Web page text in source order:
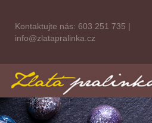
Kontaktujte nás: 603 251 735 |
info@zlatapralinka.cz